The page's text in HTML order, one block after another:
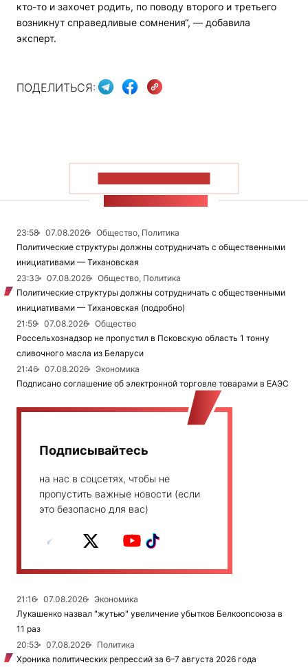
кто-то и захочет родить, по поводу второго и третьего
возникнут справедливые сомнения“, — добавила
эксперт.
ПОДЕЛИТЬСЯ:
23:58 07.08.2026
Общество, Политика
Политические структуры должны сотрудничать с общественными
инициативами — Тихановская
23:33
07.08.2026
Общество, Политика
Политические структуры должны сотрудничать с общественными
инициативами — Тихановская (подробно)
21:59
07.08.2026
Общество
Россельхознадзор не пропустил в Псковскую область 1 тонну
сливочного масла из Беларуси
21:46
07.08.2026
Экономика
Подписано соглашение об электронной торговле товарами в ЕАЭС
Подписывайтесь
на нас в соцсетях, чтобы не
пропустить важные новости (если
это безопасно для вас)
21:16 07.08.2026
Экономика
Лукашенко назвал "жутью" увеличение убытков Белкоопсоюза в
11 раз
20:53
07.08.2026
Политика
Хроника политических репрессий за 6–7 августа 2026 года